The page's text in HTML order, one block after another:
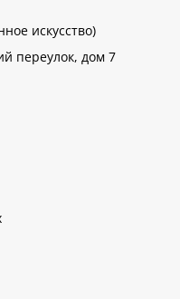
искусство)
переулок, дом 7